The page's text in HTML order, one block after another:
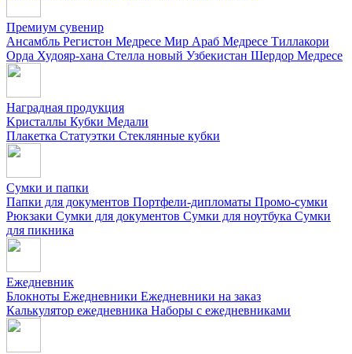
Премиум сувенир
Ансамбль Регистон Медресе Мир Араб Медресе Тиллакори
Орда Худояр-хана Стелла новый Узбекистан Шердор Медресе
Наградная продукция
Kристаллы Кубки Медали
Плакетка Статуэтки Стеклянные кубки
Сумки и папки
Папки для документов Портфели-дипломаты Промо-сумки
Рюкзаки Сумки для документов Сумки для ноутбука Сумки
для пикника
Ежедневник
Блокноты Ежедневники Ежедневники на заказ
Калькулятор ежедневника Наборы с ежедневниками